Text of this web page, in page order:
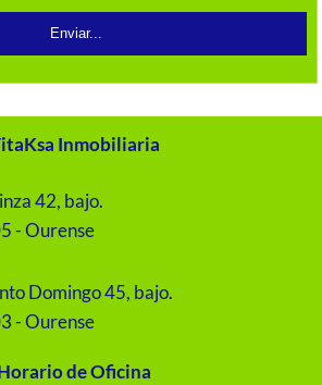
Inmobiliaria
42, bajo.
- Ourense
Domingo 45, bajo.
- Ourense
de Oficina